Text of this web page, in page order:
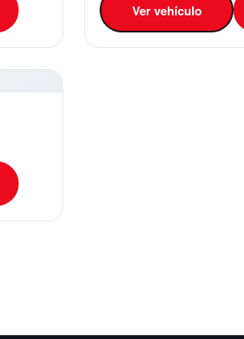
Ver vehículo